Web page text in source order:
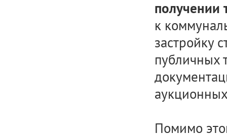
получении
к
застройку
публичных
Помимо